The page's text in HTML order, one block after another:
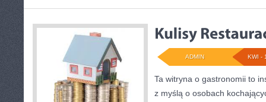
KWI -
ADMIN
Ta witryna o gastronomii to
z myślą o osobach